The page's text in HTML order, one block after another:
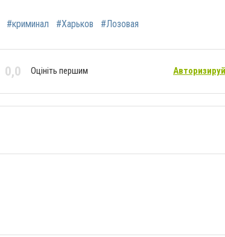
#криминал #Харьков #Лозовая
0,0 Оцініть першим